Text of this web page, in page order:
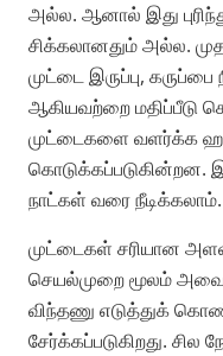
அல்ல. ஆனால் இது
சிக்கலானதும் அல்ல.
முட்டை இருப்பு,
ஆகியவற்றை மதிப்பீடு
முட்டைகளை வளர்க்க
கொடுக்கப்படுகின்றன.
நாட்கள் வரை நீடிக்கலாம்.
முட்டைகள் சரியான
செயல்முறை மூலம் அவை
விந்தணு எடுத்துக்
சேர்க்கப்படுகிறது. சில